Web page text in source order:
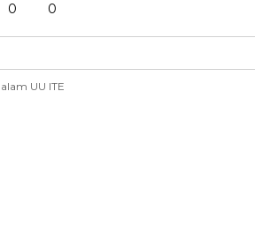
0 0
UU ITE